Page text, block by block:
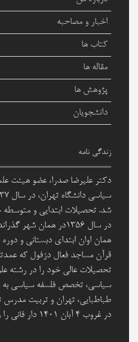
اخبار و مصاحبه
کتاب ها
مقاله ها
پژوهش ها
دانشجویان
زندگی نامه
دکتر علیرضا صدرا، عضو هیئت
شد. تحصیلات ابتدایی و متوسطه
در سال ۱۳۵۶در همان شهر
همان اوان ابتدای دبستانی و
قرآن مساجد فعال دزفول که
تحصیلات عالی خود را در رشته
سیاسی، تخصص فلسفه سیاسی به
طباطبایی، تهران و تربیت مدرس
در غروب 4 آبان 1401 دار فانی را وداع گفت. روحش شاد